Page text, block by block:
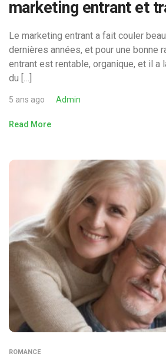
marketing entrant et
Le marketing entrant a fait couler
dernières années, et pour une bonne
entrant est rentable, organique, et il a
du […]
5 ans ago Admin
Read More
ROMANCE